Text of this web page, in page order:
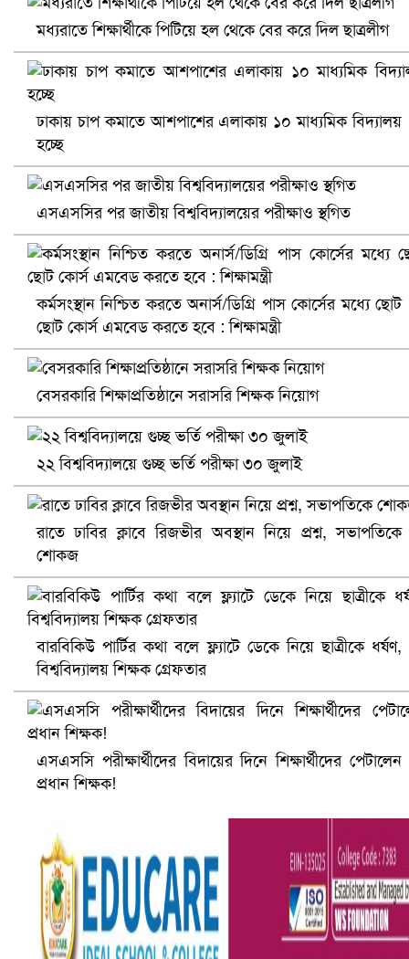
খুলনায় বিএনপি অফিসে গুলি-বোমা হামলা, নিহত ১
প্রোটিয়াদের হারিয়ে বিশ্বকাপের শিরোপা ঘরে তুলল ভারত
সৌদিতে ব্যাপক ধরপাকড়, এক সপ্তাহেই ২১ হাজারের বেশি
মধ্যরাতে শিক্ষার্থীকে পিটিয়ে হল থেকে বের করে দিল ছাত্রলীগ
ঢাকায় চাপ কমাতে আশপাশের এলাকায় ১০ মাধ্যমিক বিদ্যালয়
হচ্ছে
এসএসসির পর জাতীয় বিশ্ববিদ্যালয়ের পরীক্ষাও স্থগিত
কর্মসংস্থান নিশ্চিত করতে অনার্স/ডিগ্রি পাস কোর্সের মধ্যে ছোট
ছোট কোর্স এমবেড করতে হবে : শিক্ষামন্ত্রী
বেসরকারি শিক্ষাপ্রতিষ্ঠানে সরাসরি শিক্ষক নিয়োগ
২২ বিশ্ববিদ্যালয়ে গুচ্ছ ভর্তি পরীক্ষা ৩০ জুলাই
রাতে ঢাবির ক্লাবে রিজভীর অবস্থান নিয়ে প্রশ্ন, সভাপতিকে
শোকজ
বারবিকিউ পার্টির কথা বলে ফ্ল্যাটে ডেকে নিয়ে ছাত্রীকে ধর্ষণ,
বিশ্ববিদ্যালয় শিক্ষক গ্রেফতার
এসএসসি পরীক্ষার্থীদের বিদায়ের দিনে শিক্ষার্থীদের পেটালেন
প্রধান শিক্ষক!